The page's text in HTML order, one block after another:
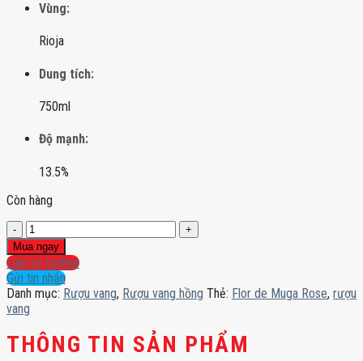
Vùng:
Rioja
Dung tích:
750ml
Độ mạnh:
13.5%
Còn hàng
Flor
de
Muga
Rose
số
lượng
Mua ngay
Liên hệ hotline
Gửi tin nhắn
Danh mục: Rượu vang, Rượu vang hồng Thẻ: Flor de Muga Rose, rượu
vang
THÔNG TIN SẢN PHẨM